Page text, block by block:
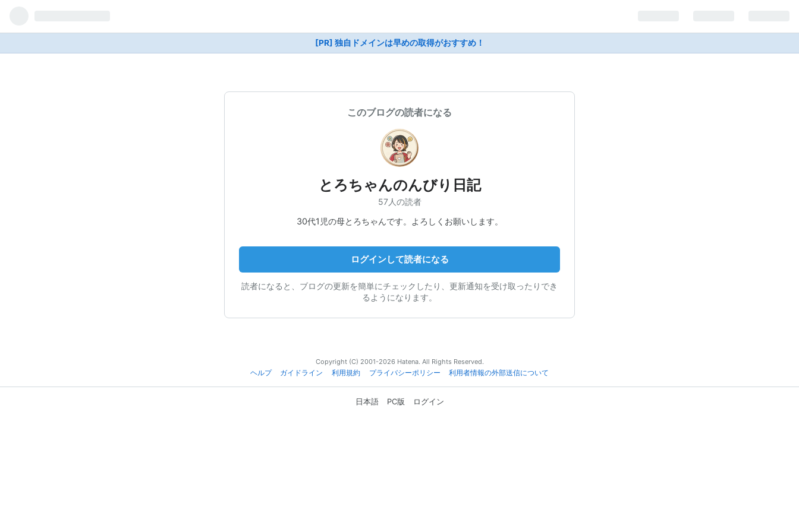
[PR] 独自ドメインは早めの取得がおすすめ！
このブログの読者になる
とろちゃんのんびり日記
57人の読者
30代1児の母とろちゃんです。よろしくお願いします。
ログインして読者になる
読者になると、ブログの更新を簡単にチェックしたり、更新通知を受け取ったりでき
るようになります。
Copyright (C) 2001-2026 Hatena. All Rights Reserved.
ヘルプ
ガイドライン 利用規約 プライバシーポリシー 利用者情報の外部送信について
日本語 PC版 ログイン